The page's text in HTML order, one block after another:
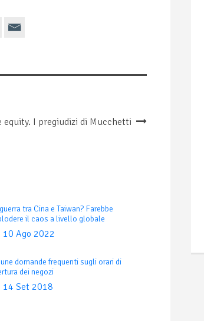
equity. I pregiudizi di Mucchetti
tra Cina e Taiwan? Farebbe
il caos a livello globale
10 Ago 2022
domande frequenti sugli orari di
dei negozi
14 Set 2018